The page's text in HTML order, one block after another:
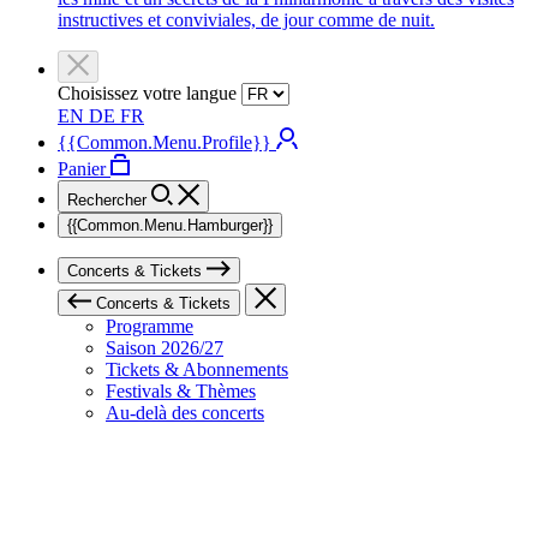
instructives et conviviales, de jour comme de nuit.
Choisissez votre langue
EN DE FR
{{Common.Menu.Profile}}
Panier
Rechercher
{{Common.Menu.Hamburger}}
Concerts & Tickets
Concerts & Tickets
Programme
Saison 2026/27
Tickets & Abonnements
Festivals & Thèmes
Au-delà des concerts